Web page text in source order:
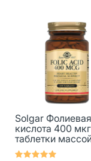
Solgar Фолиевая
кислота 400 мкг
таблетки
мг 100 шт